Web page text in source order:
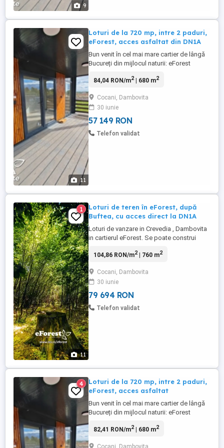
9
11
Loturi de la 720 mp, intre 2 paduri,
eForest, acces asfaltat din DN1A
Bun venit în cel mai mare cartier de lângă
Bucureți din mijlocul naturii: eForest
orașului, dar suficient de aproape pentru a
ia naștere un ansamblu rezidențial unic,
conceput pentru cei care își doresc o viață
echilibrată, ...
84,04 RON/m2| 680 m2
Cocani, Dambovita
30 iunie
57 149 RON
Telefon validat
11
1
Loturi de teren în eForest, după
Buftea, cu acces direct la DN1A
Loturi de vanzare in Crevedia , Dambovita
in cartierul eForest. Se poate construi
12 metri cu fundație de asfalt, la vizionare
Cumpărătorul primește un ghid ultil la
vânzare și asisitență pentru obținerea
Autorizației ...
104,86 RON/m2| 760 m2
Cocani, Dambovita
30 iunie
79 694 RON
Telefon validat
4
Loturi de la 720 mp, intre 2 paduri,
eForest, acces asfaltat
Bun venit în cel mai mare cartier de lângă
Bucureți din mijlocul naturii: eForest
verde, retrasă, între două masive de
82,41 RON/m2| 680 m2
Cocani, Dambovita